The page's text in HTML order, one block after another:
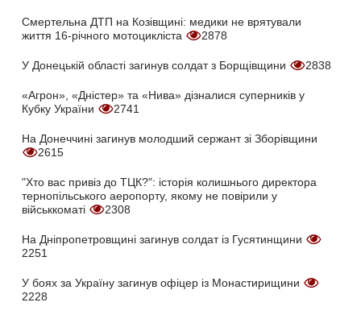
Смертельна ДТП на Козівщині: медики не врятували
життя 16-річного мотоцикліста
2878
У Донецькій області загинув солдат з Борщівщини 2838
«Агрон», «Дністер» та «Нива» дізналися суперників у
Кубку України
2741
На Донеччині загинув молодший сержант зі Зборівщини
2615
"Хто вас привіз до ТЦК?": історія колишнього директора
тернопільського аеропорту, якому не повірили у
військкоматі
2308
На Дніпропетровщині загинув солдат із Гусятинщини
2251
У боях за Україну загинув офіцер із Монастирищини
2228